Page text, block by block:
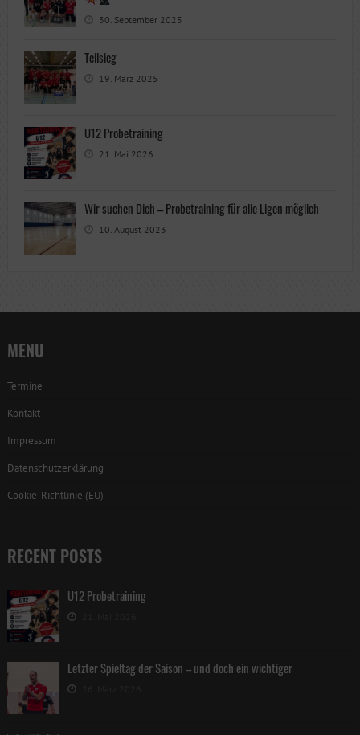
30. September 2025
Teilsieg
19. März 2025
U12 Probetraining
21. Mai 2026
Wir suchen Dich – Probetraining für alle Ligen möglich
10. August 2023
MENU
Termine
Kontakt
Impressum
Datenschutzerklärung
Cookie-Richtlinie (EU)
RECENT POSTS
U12 Probetraining
Letzter Spieltag der Saison – und doch ein wichtiger